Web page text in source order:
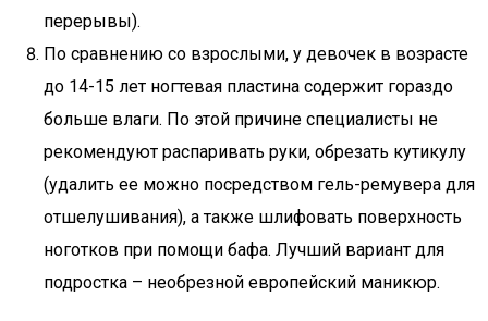
перерывы).
По сравнению со взрослыми, у девочек в возрасте
до 14-15 лет ногтевая пластина содержит гораздо
больше влаги. По этой причине специалисты не
рекомендуют распаривать руки, обрезать кутикулу
(удалить ее можно посредством гель-ремувера для
отшелушивания), а также шлифовать поверхность
ноготков при помощи бафа. Лучший вариант для
подростка – необрезной европейский маникюр.